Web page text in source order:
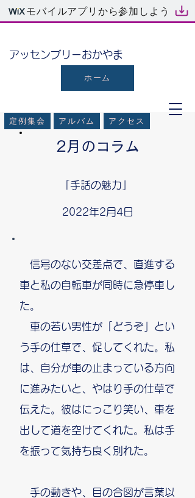
モバイルアプリから参加しよう
定例集会 アクセス
​アッセンブリーおかやま
アルバム
ホーム
2月のコラム
「手話の魅力」
2022年2月4日
信号のない交差点で、直進する
車と私の自転車が同時に急停車し
た。
車の若い男性が「どうぞ」とい
う手の仕草で、促してくれた。私
は、自分が車の止まっている方向
に進みたいと、やはり手の仕草で
伝えた。彼はにっこり笑い、車を
出して道を空けてくれた。私は手
を振って気持ち良く別れた。
手の動きや、目の合図が言葉以